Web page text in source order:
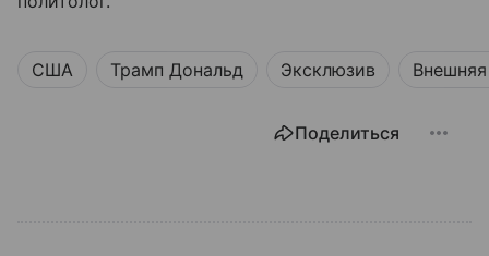
США Трамп Дональд Эксклюзив
Поделиться